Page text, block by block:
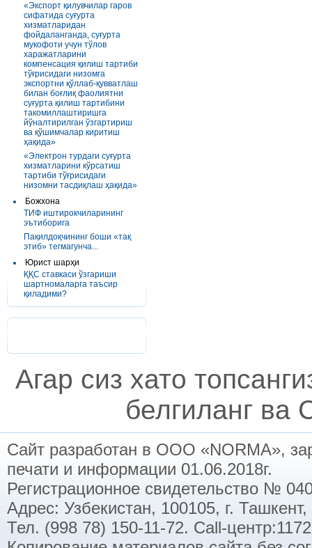
«Экспорт қилувчилар гаров
сифатида суғурта
хизматларидан
фойдаланганда, суғурта
мукофоти учун тўлов
харажатларини
компенсация қилиш тартиби
тўғрисидаги низомга
экспортни қўллаб-қувватлаш
билан боғлиқ фаолиятни
суғурта қилиш тартибини
такомиллаштиришга
йўналтирилган ўзгартириш
ва қўшимчалар киритиш
ҳақида»
«Электрон турдаги суғурта
хизматларини кўрсатиш
тартиби тўғрисидаги
низомни тасдиқлаш ҳақида»
Божхона
ТИФ иштирокчиларининг
эътиборига
Пақилдоқчининг боши «тақ
этиб» тегмагунча...
Юрист шарҳи
ҚҚС ставкаси ўзгариши
шартномаларга таъсир
қиладими?
Агар сиз хато
белгиланг ва
Сайт разработан в ООО «NORMA»,
печати и информации 01.06.2018г.
Регистрационное свидетельство №
Адрес: Узбекистан, 100105, г.
Тел. (998 78) 150-11-72. Call-